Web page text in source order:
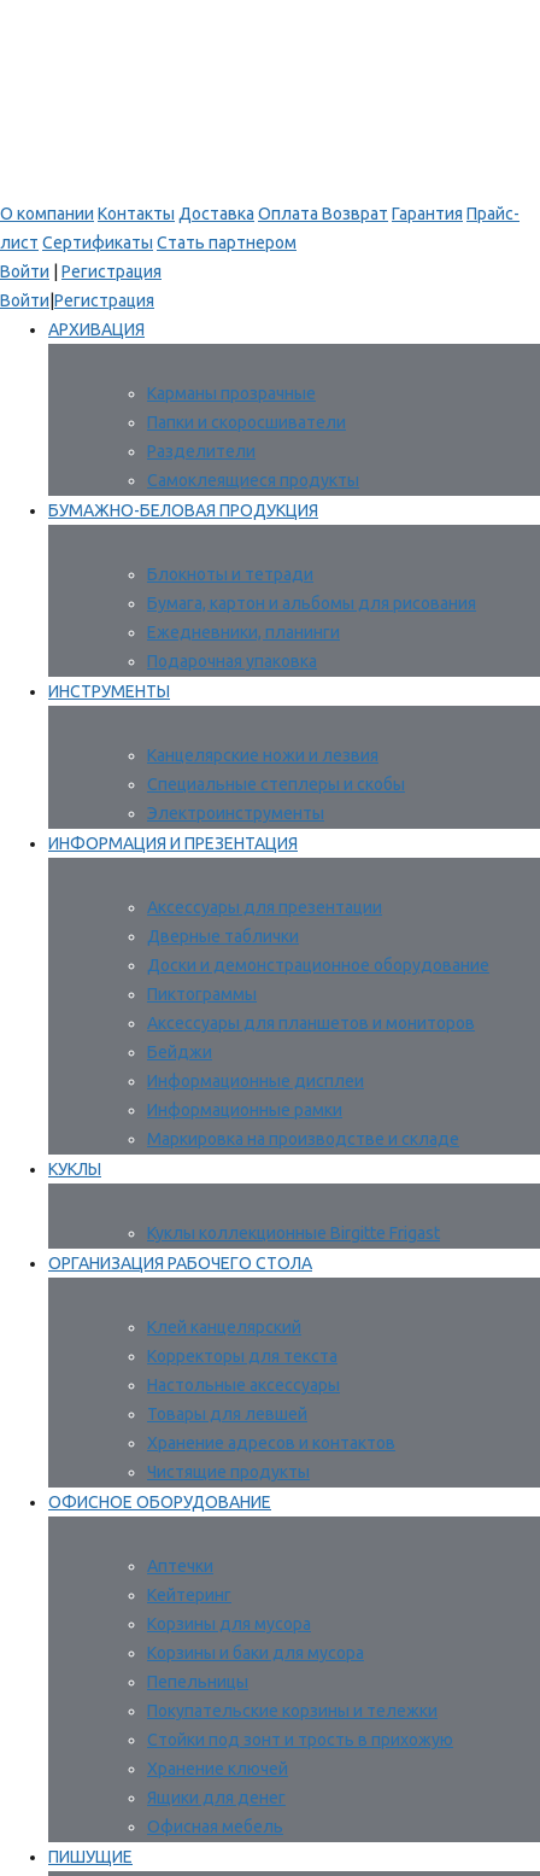
О компании Контакты Доставка Оплата Возврат Гарантия Прайс-
лист Сертификаты Стать партнером
Войти
Регистрация
Войти Регистрация
АРХИВАЦИЯ
Карманы прозрачные
Папки и скоросшиватели
Разделители
Самоклеящиеся продукты
БУМАЖНО-БЕЛОВАЯ ПРОДУКЦИЯ
Блокноты и тетради
Бумага, картон и альбомы для рисования
Ежедневники, планинги
Подарочная упаковка
ИНСТРУМЕНТЫ
Канцелярские ножи и лезвия
Специальные степлеры и скобы
Электроинструменты
ИНФОРМАЦИЯ И ПРЕЗЕНТАЦИЯ
Аксессуары для презентации
Дверные таблички
Доски и демонстрационное оборудование
Пиктограммы
Аксессуары для планшетов и мониторов
Бейджи
Информационные дисплеи
Информационные рамки
Маркировка на производстве и складе
КУКЛЫ
Куклы коллекционные Birgitte Frigast
ОРГАНИЗАЦИЯ РАБОЧЕГО СТОЛА
Клей канцелярский
Корректоры для текста
Настольные аксессуары
Товары для левшей
Хранение адресов и контактов
Чистящие продукты
ОФИСНОЕ ОБОРУДОВАНИЕ
Аптечки
Кейтеринг
Корзины для мусора
Корзины и баки для мусора
Пепельницы
Покупательские корзины и тележки
Стойки под зонт и трость в прихожую
Хранение ключей
Ящики для денег
Офисная мебель
ПИШУЩИЕ